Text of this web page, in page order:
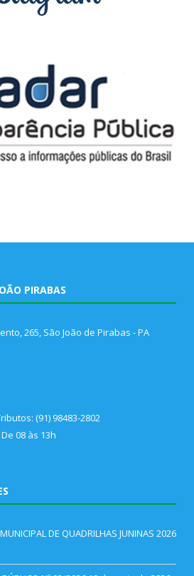
PIRABAS
265, São João de Pirabas - PA
(91) 98483-2802
08 às 13h
DE QUADRILHAS JUNINAS 2026